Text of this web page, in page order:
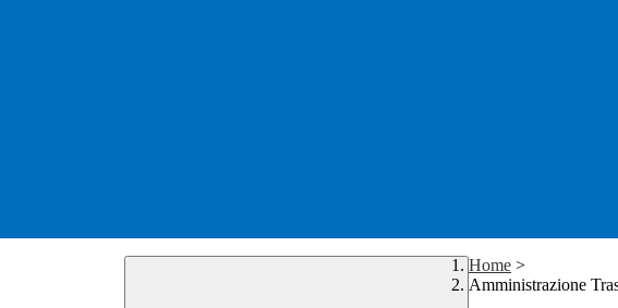
Home >
Amministrazione